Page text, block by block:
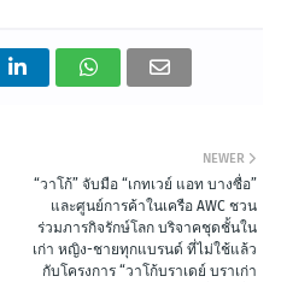
NEWER
“วาโก้” จับมือ “เกทเวย์ แอท บางซื่อ”
และศูนย์การค้าในเครือ AWC ชวน
ร่วมภารกิจรักษ์โลก บริจาคชุดชั้นใน
เก่า หญิง-ชายทุกแบรนด์ ที่ไม่ใช้แล้ว
กับโครงการ “วาโก้บราเดย์ บราเก่า